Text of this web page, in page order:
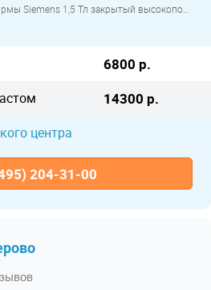
6800 р.
14300 р.
центра
204-31-00